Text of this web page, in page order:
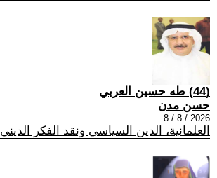
(44) طه حسين العربي
حسن مدن
2026 / 8 / 8
العلمانية، الدين السياسي ونقد الفكر الديني